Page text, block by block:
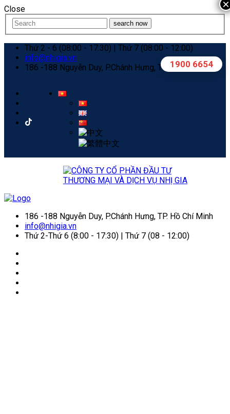
Close
search now
Thứ 2 - 6 (08:00 - 17:30) | Thứ 7 (08:00 - 12:00)
info@nhigia.vn
186 -188 Nguyễn Duy, P.Chánh Hưng, TP. Hồ Chí Minh
186 -188 Nguyễn Duy, P.Chánh Hưng, TP. Hồ Chí Minh
info@nhigia.vn
Thứ 2-Thứ 6 (8:00 - 17:30) | Thứ 7 (08 - 12:00)
1900 6654
×